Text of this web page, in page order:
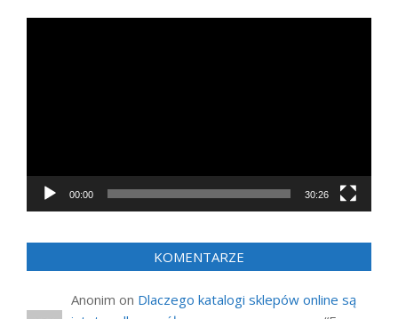
00:00 30:26
KOMENTARZE
Anonim on Dlaczego katalogi sklepów online są